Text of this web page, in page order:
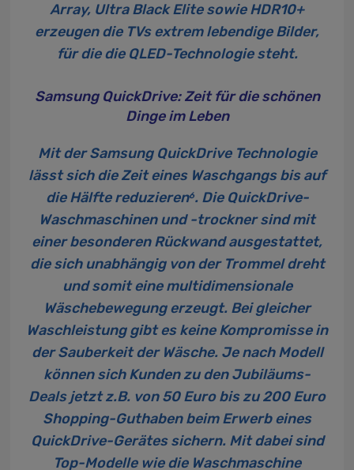
Array, Ultra Black Elite sowie HDR10+
erzeugen die TVs extrem lebendige Bilder,
für die die QLED-Technologie steht.
Samsung QuickDrive: Zeit für die schönen
Dinge im Leben
Mit der Samsung QuickDrive Technologie
lässt sich die Zeit eines Waschgangs bis auf
die Hälfte reduzieren6. Die QuickDrive-
Waschmaschinen und -trockner sind mit
einer besonderen Rückwand ausgestattet,
die sich unabhängig von der Trommel dreht
und somit eine multidimensionale
Wäschebewegung erzeugt. Bei gleicher
Waschleistung gibt es keine Kompromisse in
der Sauberkeit der Wäsche. Je nach Modell
können sich Kunden zu den Jubiläums-
Deals jetzt z.B. von 50 Euro bis zu 200 Euro
Shopping-Guthaben beim Erwerb eines
QuickDrive-Gerätes sichern. Mit dabei sind
Top-Modelle wie die Waschmaschine